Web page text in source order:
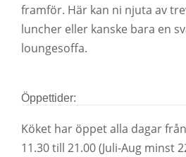
framför. Här kan ni njuta av
luncher eller kanske bara en
loungesoffa.
Öppettider:
Köket har öppet alla dagar
11.30 till 21.00 (Juli-Aug minst